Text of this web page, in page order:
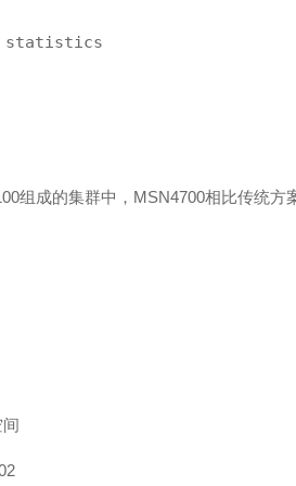
statistics
组成的集群中，MSN4700相比传统方